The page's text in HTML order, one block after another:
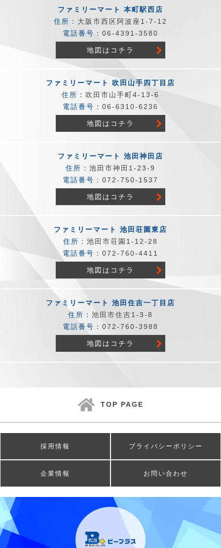
ファミリーマート 本町駅西店
住所： 大阪市西区阿波座1-7-12
電話番号： 06-4391-3580
地図はコチラ
ファミリーマート 吹田山手四丁目店
住所： 吹田市山手町4-13-6
電話番号： 06-6310-6236
地図はコチラ
ファミリーマート 池田神田店
住所： 池田市神田1-23-9
電話番号： 072-750-1537
地図はコチラ
ファミリーマート 池田荘園東店
住所： 池田市荘園1-12-28
電話番号： 072-760-4411
地図はコチラ
ファミリーマート 池田住吉一丁目店
住所： 池田市住吉1-3-8
電話番号： 072-760-3988
地図はコチラ
TOP PAGE
採用情報 プライバシーポリシー
企業情報 お問い合わせ